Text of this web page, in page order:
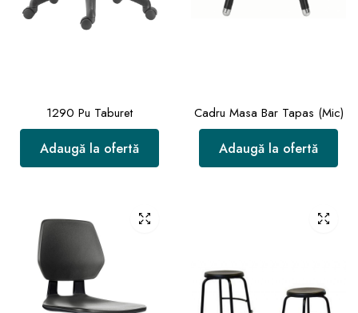
1290 Pu Taburet
Adaugă la ofertă
Cadru Masa Bar Tapas (Mic)
Adaugă la ofertă